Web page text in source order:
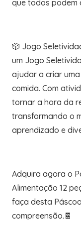
que todos podem
🎲 Jogo
um Jogo
ajudar a criar
comida. Com
tornar a hora da
transformando o
aprendizado e
Adquira agora o
Alimentação 12
faça desta
compreensão.🍫